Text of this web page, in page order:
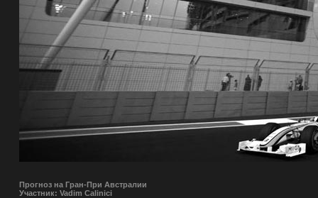
Прогноз на Гран-При Австралии
Участник: Vadim Calinici